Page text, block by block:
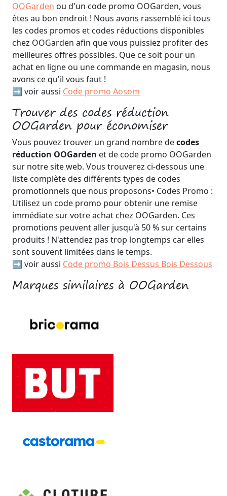
OOGarden ou d'un code promo OOGarden, vous
êtes au bon endroit ! Nous avons rassemblé ici tous
les codes promos et codes réductions disponibles
chez OOGarden afin que vous puissiez profiter des
meilleures offres possibles. Que ce soit pour un
achat en ligne ou une commande en magasin, nous
avons ce qu'il vous faut !
➡️ voir aussi Code promo Aosom
Trouver des codes réduction
OOGarden pour économiser
Vous pouvez trouver un grand nombre decodes
réduction OOGarden et de code promo OOGarden
sur notre site web. Vous trouverez ci-dessous une
liste complète des différents types de codes
promotionnels que nous proposons• Codes Promo :
Utilisez un code promo pour obtenir une remise
immédiate sur votre achat chez OOGarden. Ces
promotions peuvent aller jusqu'à 50 % sur certains
produits ! N'attendez pas trop longtemps car elles
sont souvent limitées dans le temps.
➡️ voir aussi Code promo Bois Dessus Bois Dessous
Marques similaires à OOGarden